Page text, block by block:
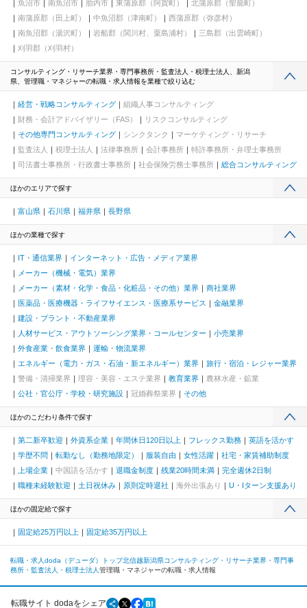
魚沼市
南魚沼市 胎内市 東蒲原郡（阿賀町）
北蒲原郡（聖籠町）
南蒲原郡（田上町）
中魚沼郡（津南町）
西蒲原郡（弥彦村）
南魚沼郡（湯沢町）
岩船郡（関川村、粟島浦村）
三島郡（出雲崎町）
刈羽郡（刈羽村）
コンサルティング・リサーチ業界・専門事務所・監査法人・税理士法人、新潟
県、管理職・マネジャーの転職・求人情報を業種で絞り込む
経営・戦略コンサルティング
組織人事コンサルティング
財務・会計アドバイザリー（FAS）
リスクコンサルティング
その他専門コンサルティング
シンクタンク
マーケティング・リサーチ
監査法人
税理士法人 法律事務所 会計事務所
特許事務所・弁理士事務所
司法書士事務所・行政書士事務所
社会保険労務士事務所 総合コンサルティング
ほかのエリアで探す
富山県 石川県 福井県 長野県
ほかの業種で探す
IT・通信業界
インターネット・広告・メディア業界
メーカー（機械・電気）業界
メーカー（素材・化学・食品・化粧品・その他）業界
商社業界
医薬品・医療機器・ライフサイエンス・医療系サービス
金融業界
建設・プラント・不動産業界
人材サービス・アウトソーシング業界・コールセンター
小売業界
外食産業・飲食業界
運輸・物流業界
エネルギー（電力・ガス・石油・新エネルギー）業界
旅行・宿泊・レジャー業界
警備・清掃業界
理容・美容・エステ業界 教育業界
農林水産・鉱業
公社・官公庁・学校・研究施設
冠婚葬祭業界 その他
ほかのこだわり条件で探す
第二新卒歓迎 外資系企業 年間休日120日以上 フレックス勤務
英語を活かす
学歴不問
転勤なし（勤務地限定） 服装自由 女性活躍
社宅・家賃補助制度
上場企業
中国語を活かす 退職金制度 残業20時間未満
完全週休2日制
職種未経験歓迎
土日祝休み 原則定時退社 海外出張あり U・Iターン支援あり
ほかの固定給で探す
固定給25万円以上 固定給35万円以上
転職・求人doda（デューダ）トップ北信越新潟県コンサルティング・リサーチ業界・専門事
務所・監査法人・税理士法人 管理職・マネジャーの転職・求人情報
転職サイト dodaをシェア